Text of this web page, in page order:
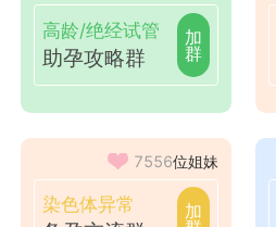
高龄/绝经试管
助孕攻略群
加
群
7556位姐妹
染色体异常 加